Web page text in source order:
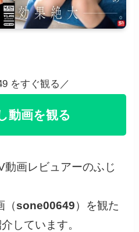
をすぐ観る／
動画を観る
動画レビュアーのふじ
（sone00649）を観た
しています。